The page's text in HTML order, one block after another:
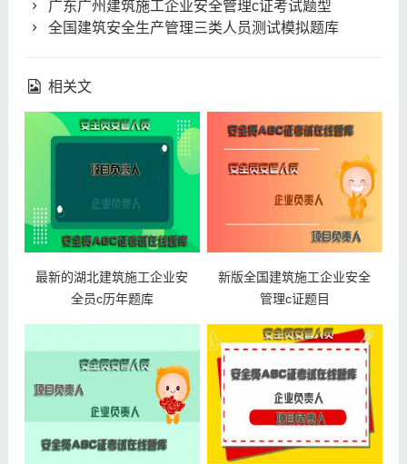
广东广州建筑施工企业安全管理c证考试题型
全国建筑安全生产管理三类人员测试模拟题库
相关文
最新的湖北建筑施工企业安
全员c历年题库
新版全国建筑施工企业安全
管理c证题目